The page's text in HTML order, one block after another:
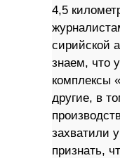
4,5
сирийской
знаем, что
комплексы
другие, в
захватили
признать,